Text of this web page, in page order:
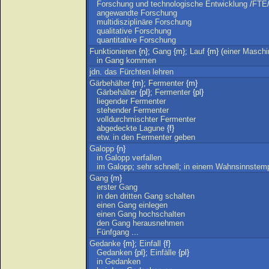
Forschung und technologische Entwicklung /FTE/
angewandte Forschung
multidisziplinäre Forschung
qualitative Forschung
quantitative Forschung
Funktionieren {n}; Gang {m}; Lauf {m} (einer
in Gang kommen
jdn. das Fürchten lehren
Gärbehälter {m}; Fermenter {m}
Gärbehälter {pl}; Fermenter {pl}
liegender Fermenter
stehender Fermenter
volldurchmischter Fermenter
abgedeckte Lagune {f}
etw. in den Fermenter geben
Galopp {n}
in Galopp verfallen
im Galopp; sehr schnell ; in einem
Gang {m}
erster Gang
in den dritten Gang schalten
einen Gang einlegen
einen Gang hochschalten
den Gang herausnehmen
Fünfgang ...
Gedanke {m}; Einfall {f}
Gedanken {pl}; Einfälle {pl}
in Gedanken